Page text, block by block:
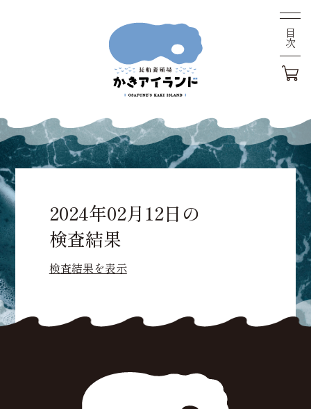
目次
2024年02月12日の
検査結果
検査結果を表示